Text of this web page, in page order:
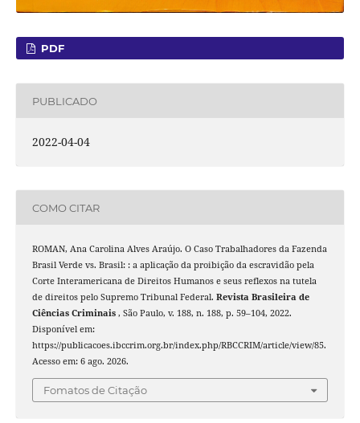
PDF
PUBLICADO
2022-04-04
COMO CITAR
ROMAN, Ana Carolina Alves Araújo. O Caso Trabalhadores da Fazenda
Brasil Verde vs. Brasil: : a aplicação da proibição da escravidão pela
Corte Interamericana de Direitos Humanos e seus reflexos na tutela
de direitos pelo Supremo Tribunal Federal. Revista Brasileira de
Ciências Criminais , São Paulo, v. 188, n. 188, p. 59–104, 2022.
Disponível em:
https://publicacoes.ibccrim.org.br/index.php/RBCCRIM/article/view/85.
Acesso em: 6 ago. 2026.
Fomatos de Citação